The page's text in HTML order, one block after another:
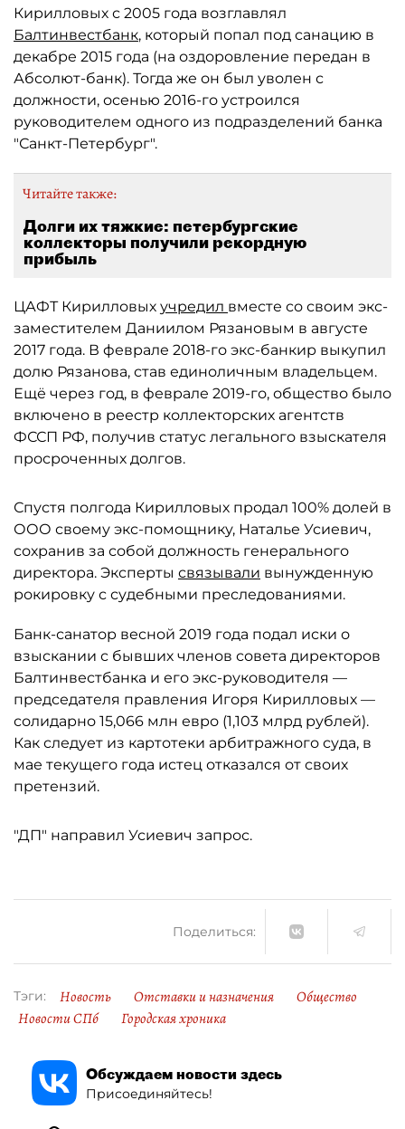
Кирилловых с 2005 года возглавлял
Балтинвестбанк, который попал под санацию в
декабре 2015 года (на оздоровление передан в
Абсолют-банк). Тогда же он был уволен с
должности, осенью 2016-го устроился
руководителем одного из подразделений банка
"Санкт-Петербург".
Читайте также:
Долги их тяжкие: петербургские
коллекторы получили рекордную
прибыль
ЦАФТ Кирилловых учредил вместе со своим экс-
заместителем Даниилом Рязановым в августе
2017 года. В феврале 2018-го экс-банкир выкупил
долю Рязанова, став единоличным владельцем.
Ещё через год, в феврале 2019-го, общество было
включено в реестр коллекторских агентств
ФССП РФ, получив статус легального взыскателя
просроченных долгов.
Спустя полгода Кирилловых продал 100% долей в
ООО своему экс-помощнику, Наталье Усиевич,
сохранив за собой должность генерального
директора. Эксперты связывали вынужденную
рокировку с судебными преследованиями.
Банк-санатор весной 2019 года подал иски о
взыскании с бывших членов совета директоров
Балтинвестбанка и его экс-руководителя —
председателя правления Игоря Кирилловых —
солидарно 15,066 млн евро (1,103 млрд рублей).
Как следует из картотеки арбитражного суда, в
мае текущего года истец отказался от своих
претензий.
"ДП" направил Усиевич запрос.
Поделиться:
Тэги: Новость Отставки и назначения
Общество
Новости СПб
Городская хроника
Обсуждаем новости здесь
Присоединяйтесь!